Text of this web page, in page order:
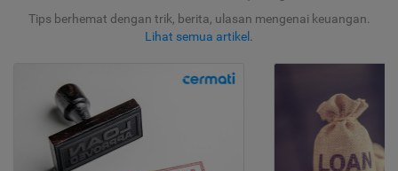
Tips berhemat dengan trik, berita, ulasan mengenai keuangan.
Lihat semua artikel .